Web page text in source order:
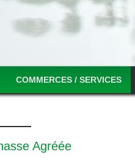
COMMERCES / SERVICES
Agréée